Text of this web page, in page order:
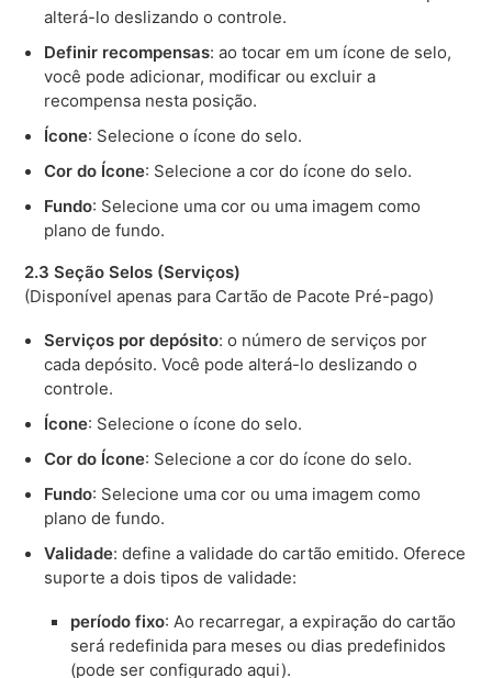
alterá-lo deslizando o controle.
Definir recompensas: ao tocar em um ícone de selo,
você pode adicionar, modificar ou excluir a
recompensa nesta posição.
Ícone: Selecione o ícone do selo.
Cor do Ícone: Selecione a cor do ícone do selo.
Fundo: Selecione uma cor ou uma imagem como
plano de fundo.
2.3 Seção Selos (Serviços)
(Disponível apenas para Cartão de Pacote Pré-pago)
Serviços por depósito: o número de serviços por
cada depósito. Você pode alterá-lo deslizando o
controle.
Ícone: Selecione o ícone do selo.
Cor do Ícone: Selecione a cor do ícone do selo.
Fundo: Selecione uma cor ou uma imagem como
plano de fundo.
Validade: define a validade do cartão emitido. Oferece
suporte a dois tipos de validade:
período fixo: Ao recarregar, a expiração do cartão
será redefinida para meses ou dias predefinidos
(pode ser configurado aqui).